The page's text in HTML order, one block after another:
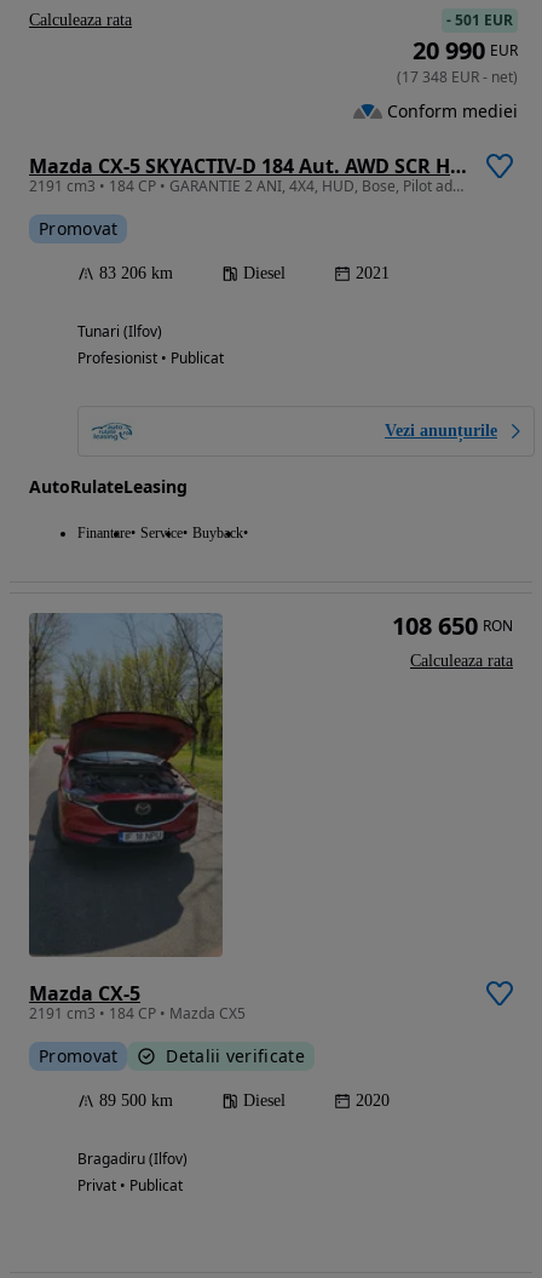
Mazda CX-5 SKYACTIV-D 184 Aut. AWD SCR HOMURA
2191 cm3 • 184 CP • GARANTIE 2 ANI, 4X4, HUD, Bose, Pilot adaptiv, Camera 360
Promovat
83 206 km Diesel 2021
Tunari (Ilfov)
Profesionist • Publicat
Vezi anunțurile
AutoRulateLeasing
Finantare Service Buyback
-501 EUR
20 990 EUR
(17 348 EUR- net)
Conform mediei
Calculeaza rata
Mazda CX-5
2191 cm3 • 184 CP • Mazda CX5
Promovat Detalii verificate
89 500 km Diesel 2020
Bragadiru (Ilfov)
Privat • Publicat
108 650 RON
Calculeaza rata